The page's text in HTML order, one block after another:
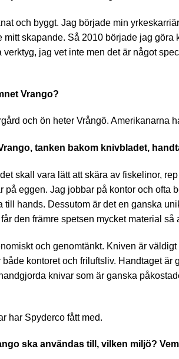
och byggt. Jag började min
mitt skapande. Så 2010 började jag
verktyg, jag vet inte men det är något
Vrango?
och ön heter Vrångö. Amerikanarna
tanken bakom knivbladet,
skall vara lätt att skära av fiskelinor,
på eggen. Jag jobbar på kontor och ofta
till hands. Dessutom är det en ganska
den främre spetsen mycket material
och genomtänkt. Kniven är
både kontoret och friluftsliv. Handtaget är
knivar som är ganska
har Spyderco fått med.
ska användas till, vilken miljö?